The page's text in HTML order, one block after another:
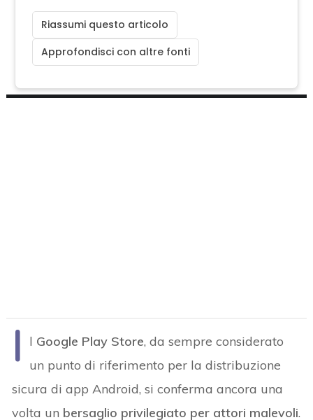
Riassumi questo articolo
Approfondisci con altre fonti
I l Google Play Store, da sempre considerato
un punto di riferimento per la distribuzione
sicura di app Android, si conferma ancora una
volta un bersaglio privilegiato per attori malevoli.